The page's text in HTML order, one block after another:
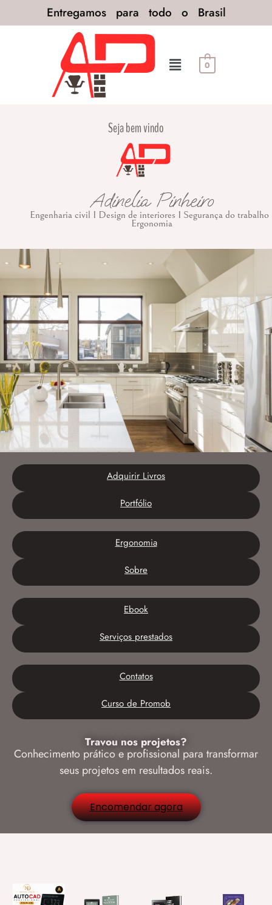
Entregamos para todo o Brasil
0
Seja bem vindo
Adinelia Pinheiro
Engenharia civil I Design de interiores I Segurança do trabalho
Ergonomia
Adquirir Livros
Portfólio
Ergonomia
Sobre
Ebook
Serviços prestados
Contatos
Curso de Promob
Travou nos projetos?
Conhecimento prático e profissional para transformar
seus projetos em resultados reais.
Encomendar agora